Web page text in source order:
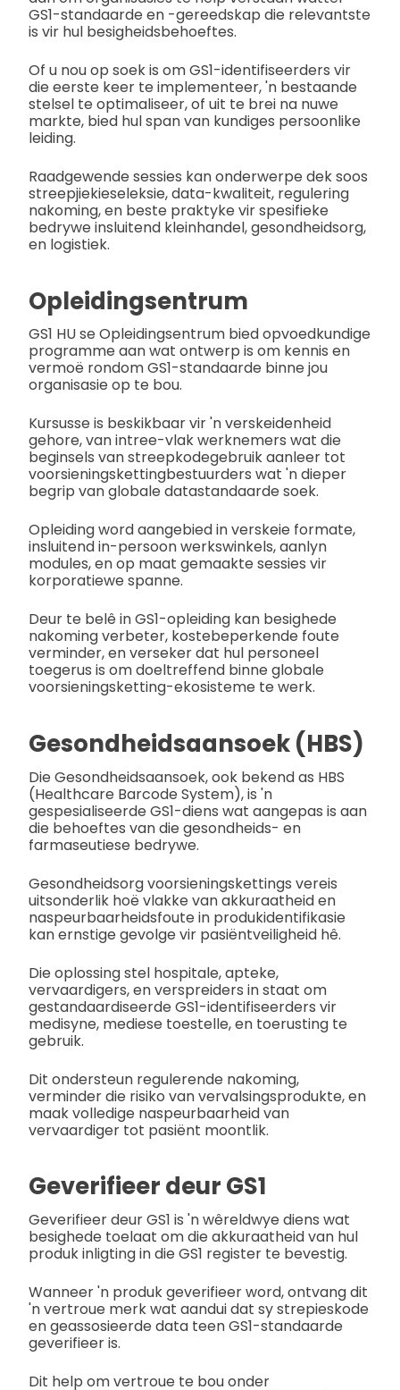
GS1-standaarde en -gereedskap die relevantste
is vir hul besigheidsbehoeftes.
Of u nou op soek is om GS1-identifiseerders vir
die eerste keer te implementeer, 'n bestaande
stelsel te optimaliseer, of uit te brei na nuwe
markte, bied hul span van kundiges persoonlike
leiding.
Raadgewende sessies kan onderwerpe dek soos
streepjiekieseleksie, data-kwaliteit, regulering
nakoming, en beste praktyke vir spesifieke
bedrywe insluitend kleinhandel, gesondheidsorg,
en logistiek.
Opleidingsentrum
GS1 HU se Opleidingsentrum bied opvoedkundige
programme aan wat ontwerp is om kennis en
vermoë rondom GS1-standaarde binne jou
organisasie op te bou.
Kursusse is beskikbaar vir 'n verskeidenheid
gehore, van intree-vlak werknemers wat die
beginsels van streepkodegebruik aanleer tot
voorsieningskettingbestuurders wat 'n dieper
begrip van globale datastandaarde soek.
Opleiding word aangebied in verskeie formate,
insluitend in-persoon werkswinkels, aanlyn
modules, en op maat gemaakte sessies vir
korporatiewe spanne.
Deur te belê in GS1-opleiding kan besighede
nakoming verbeter, kostebeperkende foute
verminder, en verseker dat hul personeel
toegerus is om doeltreffend binne globale
voorsieningsketting-ekosisteme te werk.
Gesondheidsaansoek (HBS)
Die Gesondheidsaansoek, ook bekend as HBS
(Healthcare Barcode System), is 'n
gespesialiseerde GS1-diens wat aangepas is aan
die behoeftes van die gesondheids- en
farmaseutiese bedrywe.
Gesondheidsorg voorsieningskettings vereis
uitsonderlik hoë vlakke van akkuraatheid en
naspeurbaarheidsfoute in produkidentifikasie
kan ernstige gevolge vir pasiëntveiligheid hê.
Die oplossing stel hospitale, apteke,
vervaardigers, en verspreiders in staat om
gestandaardiseerde GS1-identifiseerders vir
medisyne, mediese toestelle, en toerusting te
gebruik.
Dit ondersteun regulerende nakoming,
verminder die risiko van vervalsingsprodukte, en
maak volledige naspeurbaarheid van
vervaardiger tot pasiënt moontlik.
Geverifieer deur GS1
Geverifieer deur GS1 is 'n wêreldwye diens wat
besighede toelaat om die akkuraatheid van hul
produk inligting in die GS1 register te bevestig.
Wanneer 'n produk geverifieer word, ontvang dit
'n vertroue merk wat aandui dat sy strepieskode
en geassosieerde data teen GS1-standaarde
geverifieer is.
Dit help om vertroue te bou onder